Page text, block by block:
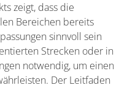
zeigt, dass die
Bereichen bereits
sinnvoll sein
Strecken oder in
notwendig, um einen
Der Leitfaden